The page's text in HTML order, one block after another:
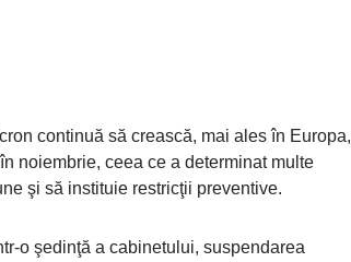
continuă să crească, mai ales în Europa,
noiembrie, ceea ce a determinat multe
şi să instituie restricţii preventive.
o şedinţă a cabinetului, suspendarea